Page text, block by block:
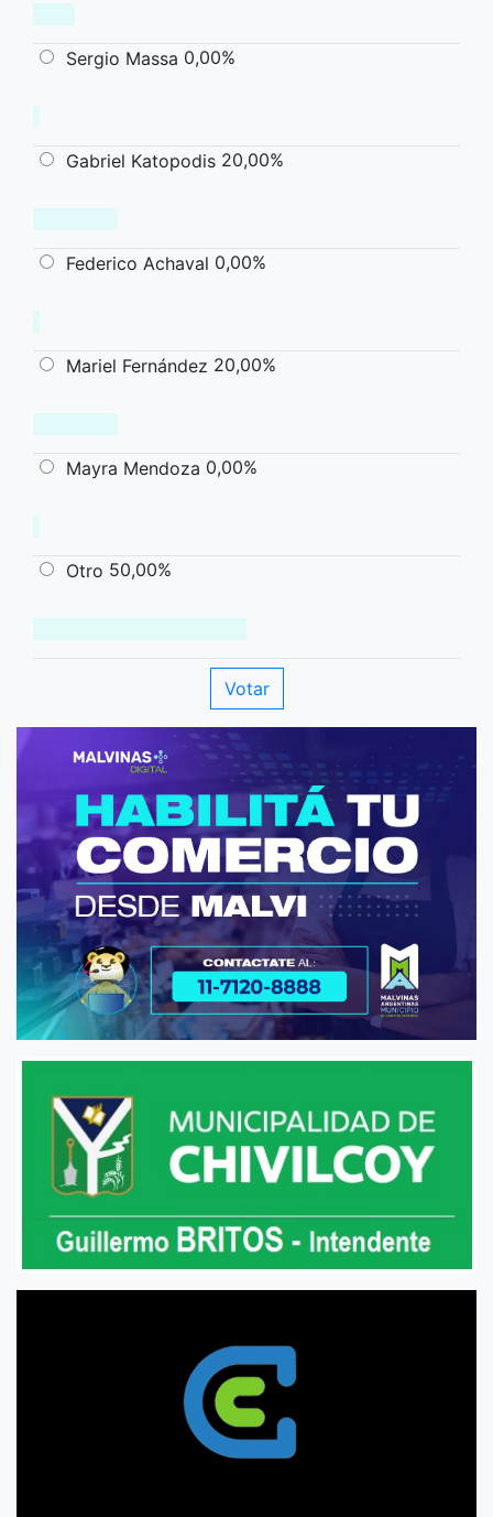
Sergio Massa 0,00%
Gabriel Katopodis 20,00%
Federico Achaval 0,00%
Mariel Fernández 20,00%
Mayra Mendoza 0,00%
Otro 50,00%